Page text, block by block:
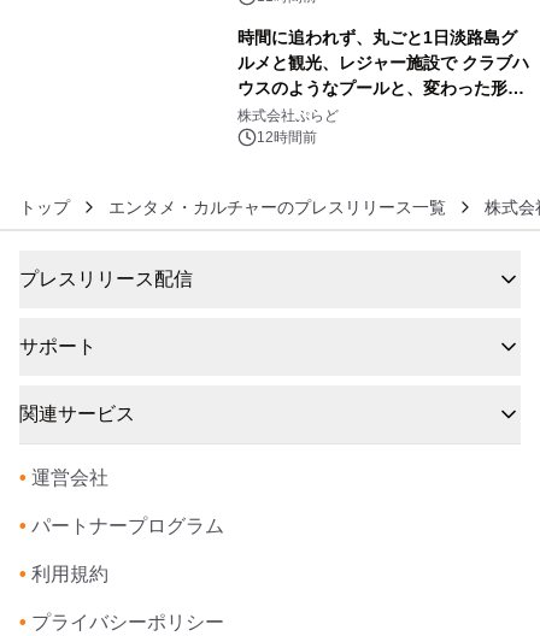
時間に追われず、丸ごと1日淡路島グ
ルメと観光、レジャー施設で クラブハ
ウスのようなプールと、変わった形の
サウナも 「THE BOXY AWAJI」のお
得な素泊まり連泊プランで
株式会社ぷらど
12時間前
トップ エンタメ・カルチャーのプレスリリース一覧 株式会
プレスリリース配信
サポート
関連サービス
• 運営会社
• パートナープログラム
• 利用規約
• プライバシーポリシー